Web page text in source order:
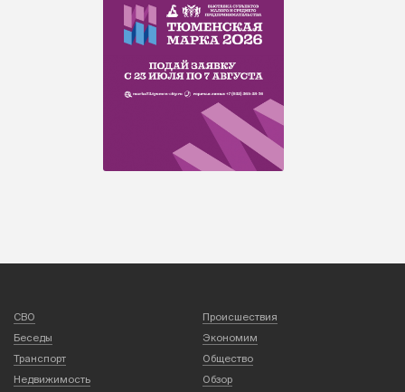
СВО
Происшествия
Беседы
Экономим
Транспорт
Общество
Недвижимость
Обзор